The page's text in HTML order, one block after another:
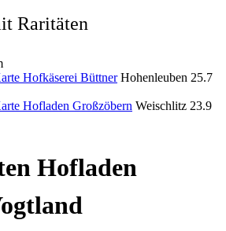
Raritäten
Hofkäserei Büttner Hohenleuben 25.7
Hofladen Großzöbern Weischlitz 23.9
Hofladen